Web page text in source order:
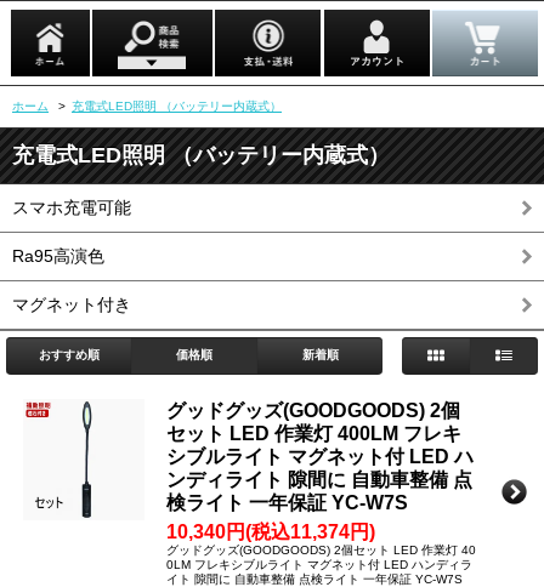
ホーム > 充電式LED照明 （バッテリー内蔵式）
充電式LED照明 （バッテリー内蔵式）
スマホ充電可能
Ra95高演色
マグネット付き
おすすめ順 価格順 新着順
グッドグッズ(GOODGOODS) 2個
セット LED 作業灯 400LM フレキ
シブルライト マグネット付 LED ハ
ンディライト 隙間に 自動車整備 点
検ライト 一年保証 YC-W7S
10,340円(税込11,374円)
グッドグッズ(GOODGOODS) 2個セット LED 作業灯 40
0LM フレキシブルライト マグネット付 LED ハンディラ
イト 隙間に 自動車整備 点検ライト 一年保証 YC-W7S